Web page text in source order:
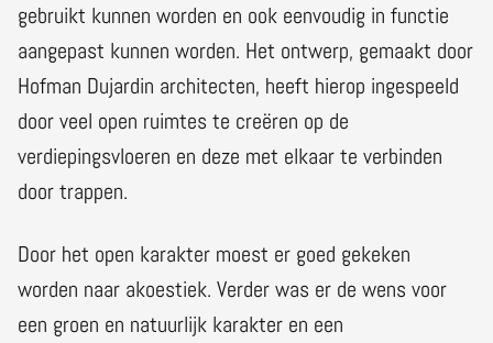
gebruikt kunnen worden en ook eenvoudig in functie
aangepast kunnen worden. Het ontwerp, gemaakt door
Hofman Dujardin architecten, heeft hierop ingespeeld
door veel open ruimtes te creëren op de
verdiepingsvloeren en deze met elkaar te verbinden
door trappen.
Door het open karakter moest er goed gekeken
worden naar akoestiek. Verder was er de wens voor
een groen en natuurlijk karakter en een